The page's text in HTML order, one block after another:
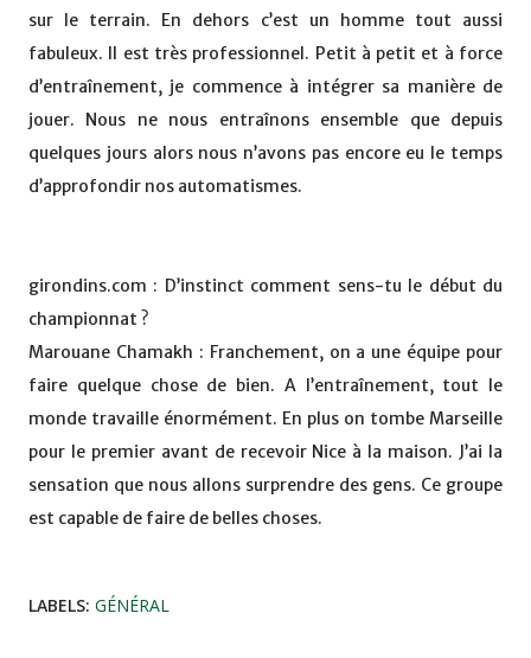
sur le terrain. En dehors c’est un homme tout aussi
fabuleux. Il est très professionnel. Petit à petit et à force
d’entraînement, je commence à intégrer sa manière de
jouer. Nous ne nous entraînons ensemble que depuis
quelques jours alors nous n’avons pas encore eu le temps
d’approfondir nos automatismes.
girondins.com : D’instinct comment sens-tu le début du
championnat ?
Marouane Chamakh : Franchement, on a une équipe pour
faire quelque chose de bien. A l’entraînement, tout le
monde travaille énormément. En plus on tombe Marseille
pour le premier avant de recevoir Nice à la maison. J’ai la
sensation que nous allons surprendre des gens. Ce groupe
est capable de faire de belles choses.
LABELS: GÉNÉRAL